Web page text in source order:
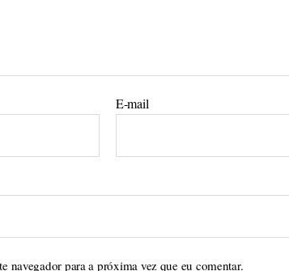
E-mail
navegador para a próxima vez que eu comentar.